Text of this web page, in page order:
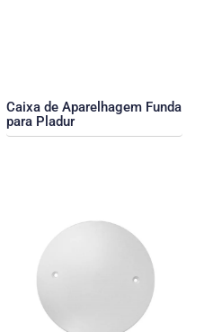
Caixa de Aparelhagem Funda
para Pladur